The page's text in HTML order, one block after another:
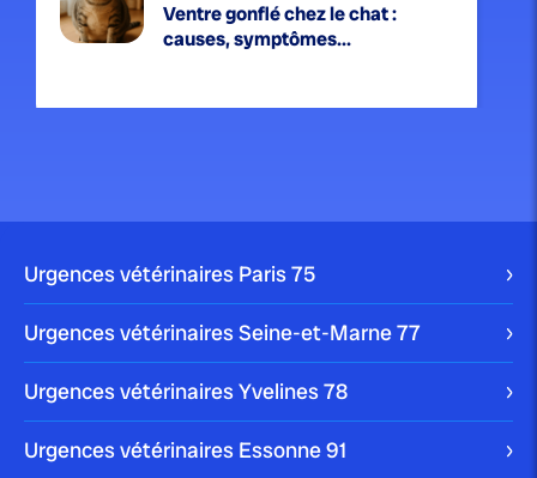
Ventre gonflé chez le chat :
causes, symptômes...
Perte de poids chez le chat :
Les abcès dentaires chez le chat :
Urgences vétérinaires Paris75
Urgences vétérinaires Seine-et-Marne77
Urgences vétérinaires Yvelines78
Urgences vétérinaires Essonne91